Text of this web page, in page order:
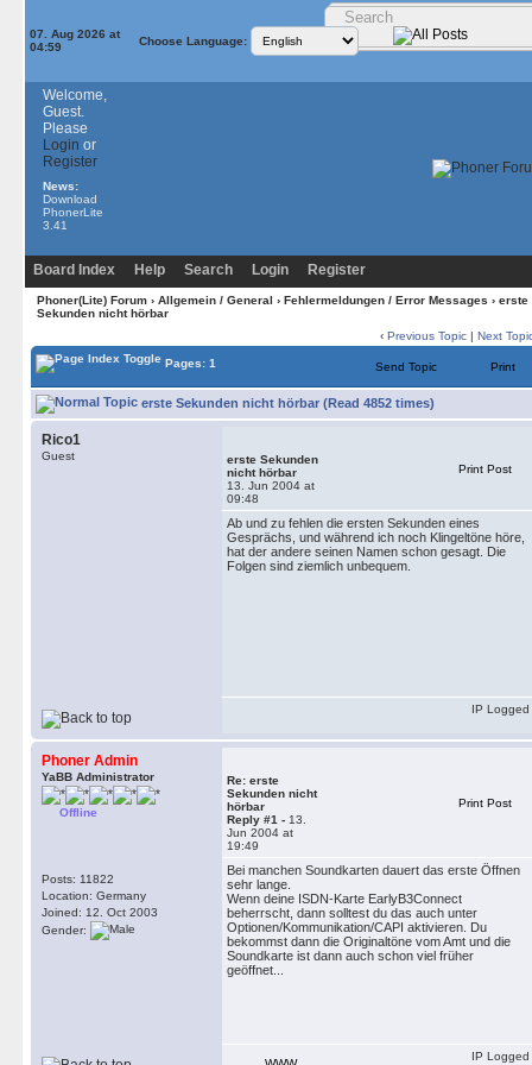
07. Aug 2026 at
04:59
Choose Language:
Welcome,
Guest.
Please
Login or
Register
News:
Download
PhonerLite
3.41
Board Index Help Search Login Register
Phoner(Lite) Forum› Allgemein / General › Fehlermeldungen / Error Messages › erste
Sekunden nicht hörbar
‹ Previous Topic | Next
Pages: 1 Send Topic Print
erste Sekunden nicht hörbar (Read 4852 times)
Rico1
Guest
erste Sekunden
nicht hörbar
13. Jun 2004 at
09:48
Print Post
Ab und zu fehlen die ersten Sekunden eines
Gesprächs, und während ich noch Klingeltöne höre,
hat der andere seinen Namen schon gesagt. Die
Folgen sind ziemlich unbequem.
IP Logged
Phoner Admin
YaBB Administrator
Offline
Posts: 11822
Location: Germany
Joined: 12. Oct 2003
Gender:
Re: erste
Sekunden nicht
hörbar
Reply #1 - 13.
Jun 2004 at
19:49
Print Post
Bei manchen Soundkarten dauert das erste Öffnen
sehr lange.
Wenn deine ISDN-Karte EarlyB3Connect
beherrscht, dann solltest du das auch unter
Optionen/Kommunikation/CAPI aktivieren. Du
bekommst dann die Originaltöne vom Amt und die
Soundkarte ist dann auch schon viel früher
geöffnet...
IP Logged